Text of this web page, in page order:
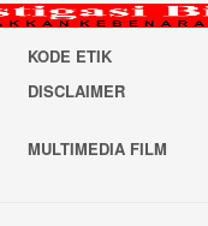
KODE ETIK
DISCLAIMER
MULTIMEDIA FILM